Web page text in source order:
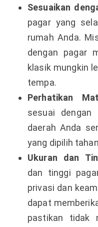
Sesuaikan
pagar yang
rumah Anda.
dengan pagar
klasik mungkin
tempa.
Perhatikan
sesuai
daerah Anda
yang dipilih
Ukuran dan
dan tinggi
privasi dan
dapat
pastikan tidak